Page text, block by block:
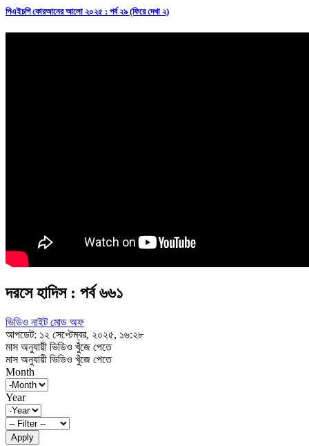
পিএইচপি কোরআনের আলো ২০২৫ : পর্ব ২৯ (ফিরে দেখা ২)
দরসে হাদিস : পর্ব ৬৬১
ভিডিও নাইট মোড অফ
আপডেট: ১২ সেপ্টেম্বর, ২০২৫, ১৬:২৮
মাস অনুযায়ী ভিডিও খুঁজে পেতে
মাস অনুযায়ী ভিডিও খুঁজে পেতে
Month
Year
Apply